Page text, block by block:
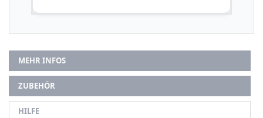
MEHR INFOS
ZUBEHÖR
HILFE